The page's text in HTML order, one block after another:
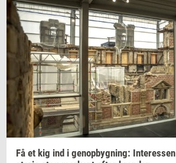
Få et kig ind i genop­byg­ning: In­ter­es­sen